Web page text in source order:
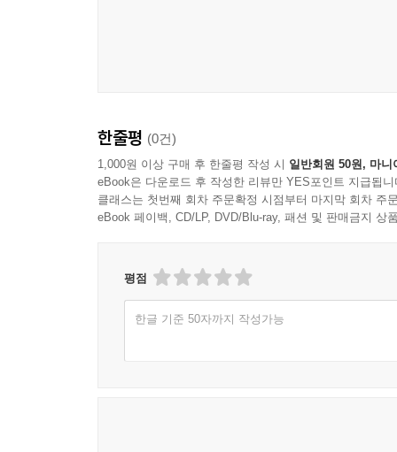
한줄평 (0건)
1,000원 이상 구매 후 한줄평 작성 시 일반회원 50원, 마니
eBook은 다운로드 후 작성한 리뷰만 YES포인트 지급됩니
클래스는 첫번째 회차 주문확정 시점부터 마지막 회차 주
eBook 페이백, CD/LP, DVD/Blu-ray, 패션 및 판매금지 상
평점
한글 기준 50자까지 작성가능